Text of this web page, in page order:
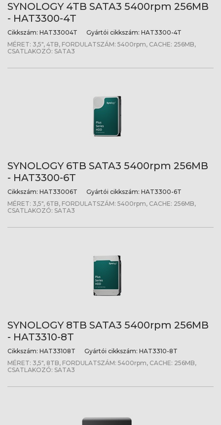
SYNOLOGY 4TB SATA3 5400rpm 256MB
- HAT3300-4T
Cikkszám: HAT33004T Gyártói cikkszám: HAT3300-4T
MÉRET: 3,5", 4TB, FORDULATSZÁM: 5400rpm, CACHE: 256MB,
CSATLAKOZÓ: SATA3
SYNOLOGY 6TB SATA3 5400rpm 256MB
- HAT3300-6T
Cikkszám: HAT33006T Gyártói cikkszám: HAT3300-6T
MÉRET: 3,5", 6TB, FORDULATSZÁM: 5400rpm, CACHE: 256MB,
CSATLAKOZÓ: SATA3
SYNOLOGY 8TB SATA3 5400rpm 256MB
- HAT3310-8T
Cikkszám: HAT33108T Gyártói cikkszám: HAT3310-8T
MÉRET: 3,5", 8TB, FORDULATSZÁM: 5400rpm, CACHE: 256MB,
CSATLAKOZÓ: SATA3